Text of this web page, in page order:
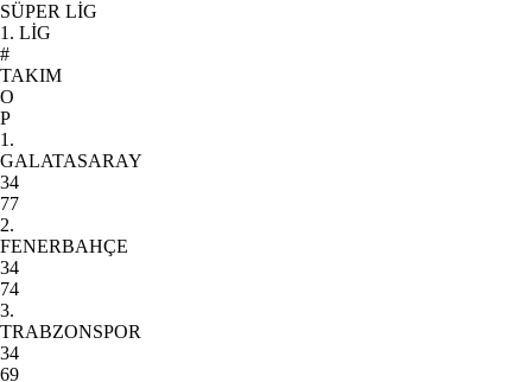
SÜPER LİG
1. LİG
#
TAKIM
O
P
1.
GALATASARAY
34
77
2.
FENERBAHÇE
34
74
3.
TRABZONSPOR
34
69